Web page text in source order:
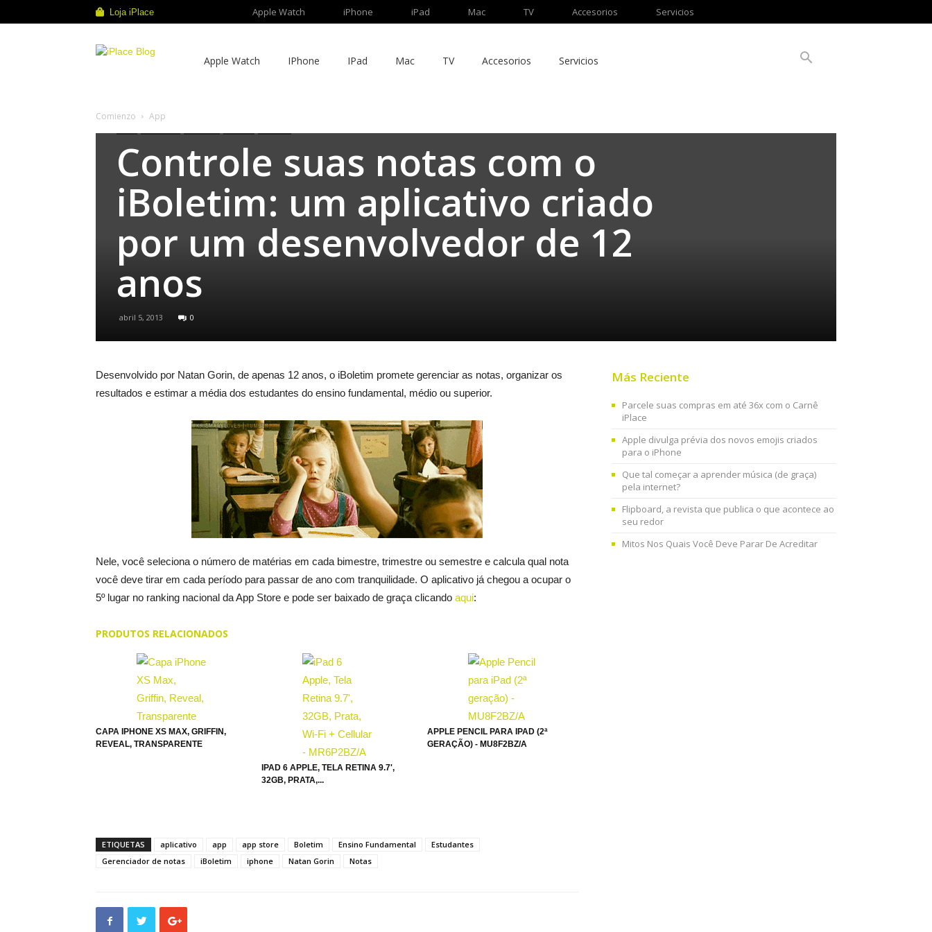
Loja iPlace Apple Watch iPhone iPad Mac TV Accesorios Servicios
Apple Watch IPhone IPad Mac TV Accesorios Servicios
Comienzo App
Controle suas notas com o
iBoletim: um aplicativo criado
por um desenvolvedor de 12
anos
abril 5, 2013 0
Desenvolvido por Natan Gorin, de apenas 12 anos, o iBoletim promete gerenciar as notas, organizar os
resultados e estimar a média dos estudantes do ensino fundamental, médio ou superior.
Nele, você seleciona o número de matérias em cada bimestre, trimestre ou semestre e calcula qual nota
você deve tirar em cada período para passar de ano com tranquilidade. O aplicativo já chegou a ocupar o
5º lugar no ranking nacional da App Store e pode ser baixado de graça clicando aqui:
PRODUTOS RELACIONADOS
CAPA IPHONE XS MAX, GRIFFIN,
REVEAL, TRANSPARENTE
IPAD 6 APPLE, TELA RETINA 9.7',
32GB, PRATA,...
APPLE PENCIL PARA IPAD (2ª
GERAÇÃO) - MU8F2BZ/A
ETIQUETAS aplicativo app app store Boletim Ensino Fundamental
Estudantes
Gerenciador de notas
iBoletim iphone Natan Gorin Notas
Más Reciente
Parcele suas compras em até 36x com o Carnê
iPlace
Apple divulga prévia dos novos emojis criados
para o iPhone
Que tal começar a aprender música (de graça)
pela internet?
Flipboard, a revista que publica o que acontece ao
seu redor
Mitos Nos Quais Você Deve Parar De Acreditar